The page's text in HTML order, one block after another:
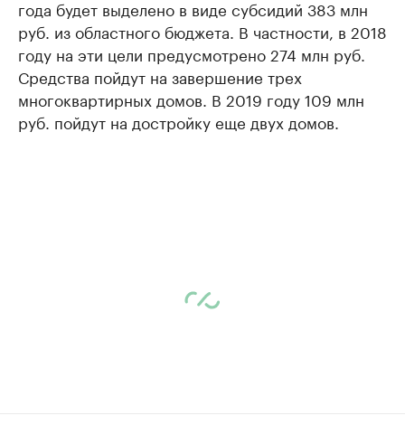
года будет выделено в виде субсидий 383 млн
руб. из областного бюджета. В частности, в 2018
году на эти цели предусмотрено 274 млн руб.
Средства пойдут на завершение трех
многоквартирных домов. В 2019 году 109 млн
руб. пойдут на достройку еще двух домов.